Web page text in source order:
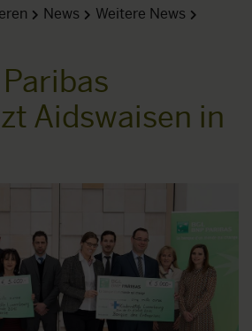
News
Weitere News
Aidswaisen in